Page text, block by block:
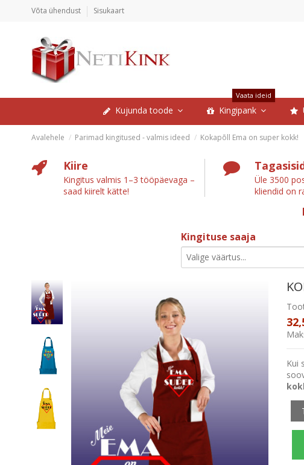
Võta ühendust Sisukaart
Kujunda toode Kingipank
Vaata ideid
Avalehele Parimad kingitused - valmis ideed Kokapõll Ema on super kokk!
Kiire
Kingitus valmis 1–3 tööpäevaga –
saad kiirelt kätte!
Üle 3500
kliendid on
Kingituse saaja
Kui